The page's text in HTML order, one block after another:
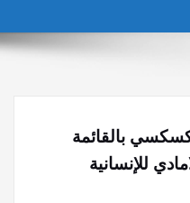
بالقائمة
للإنسانية